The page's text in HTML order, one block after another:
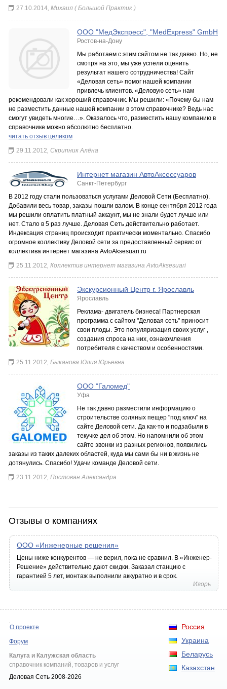
27.10.2014, Михаил ( Большой Практик )
ООО "МедЭкспресс", "MedExpress" GmbH
Ростов-на-Дону
Мы работаем с этим сайтом не так давно. Но, не
смотря на это, мы уже успели оценить
результат нашего сотрудничества! Сайт
«Деловая сеть» помог нашей компании
привлечь клиентов. «Деловую сеть» нам
рекомендовали как хороший справочник. Мы решили: «Почему бы нам
не разместить данные нашей компании в этом справочнике? Ведь нас
смогут увидеть многие…». Оказалось что, разместить нашу компанию в
справочнике можно абсолютно бесплатно.
читать отзыв целиком
29.11.2012, Скрипник Алёна
Интернет магазин АвтоАксессуаров
Санкт-Петербург
В 2012 году стали пользоваться услугами Деловой Сети (Бесплатно).
Добавили весь товар, заказы пошли валом. В конце сентября 2012 года
мы решили оплатить платный аккаунт, мы не знали будет лучше или
нет. Стало в 5 раз лучше. Деловая Сеть действительно работает.
Индексация страниц происходит практически моментально. Спасибо
огромное коллективу Деловой сети за предоставленный сервис от
коллектива интернет магазина AvtoAksesuari.ru
25.11.2012, Коллектив интернет магазина AvtoAksesuari
Экскурсионный Центр г. Ярославль
Ярославль
Реклама- двигатель бизнеса! Партнерская
программа с сайтом "Деловая сеть" приносит
свои плоды. Это популяризация своих услуг ,
создания спроса на них, ознакомления
потребителя с качеством и особенностями.
25.11.2012, Быканова Юлия Юрьевна
ООО "Галомед"
Уфа
Не так давно разместили информацию о
строительстве соляных пещер "под ключ" на
сайте Деловой сети. Да как-то и подзабыли в
текучке дел об этом. Но напомнили об этом
сайте звонки из разных регионов, появились
заказы из таких далеких областей, куда мы сами бы ни в жизнь не
дотянулись. Спасибо! Удачи команде Деловой сети.
23.11.2012, Постован Александра
Отзывы о компаниях
ООО «Инженерные решения»
Цены ниже конкурентов — не верил, пока не сравнил. В «Инженер-
Решение» действительно дают скидки. Заказал станцию с
гарантией 5 лет, монтаж выполнили аккуратно и в срок.
Игорь
Россия
Украина
Беларусь
Казахстан
О проекте
Форум
Калуга и Калужская область
справочник компаний, товаров и услуг
Деловая Сеть 2008-2026